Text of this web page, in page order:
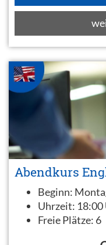
Abendkurs
Beginn:
Uhrzeit: 18:00
Freie Plätze: 6